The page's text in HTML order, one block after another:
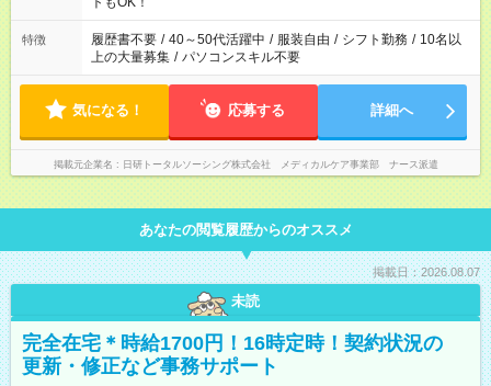
のお仕事の勤務時間。 合計で週40時間を超える場合は応募でき
ません
特徴 履歴書不要 / 40～50代活躍中 / 服装自由 / シフト勤務 / 10名以
上の大量募集 / パソコンスキル不要
気になる！ 応募する 詳細へ
掲載元企業名 日研トータルソーシング株式会社 メディカルケア事業部 ナース派遣
あなたの閲覧履歴からのオススメ
掲載日：2026.08.07
未読
完全在宅＊時給1700円！16時定時！契約状況の
更新・修正など事務サポート